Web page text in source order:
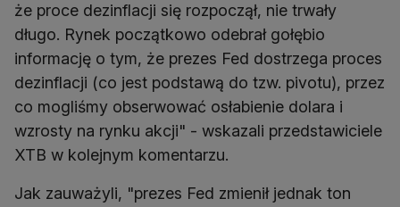
że proce dezinflacji się rozpoczął, nie trwały
długo. Rynek początkowo odebrał gołębio
informację o tym, że prezes Fed dostrzega proces
dezinflacji (co jest podstawą do tzw. pivotu), przez
co mogliśmy obserwować osłabienie dolara i
wzrosty na rynku akcji" - wskazali przedstawiciele
XTB w kolejnym komentarzu.
Jak zauważyli, "prezes Fed zmienił jednak ton